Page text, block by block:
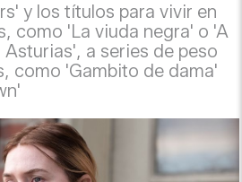
y los títulos para vivir en
como 'La viuda negra' o 'A
a series de peso
como 'Gambito de dama'